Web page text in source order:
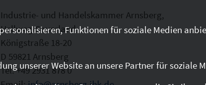
Industrie- und Handelskammer Arnsberg,
Hellweg-Sauerland
Königstraße 18-20
D 59821 Arnsberg
Tel: +49 2931 878 0
Funktionen für soziale Medien
unserer Website an unsere Partner für soziale